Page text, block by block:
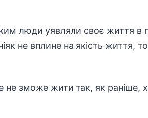
люди уявляли своє життя в
не вплине на якість життя, то
не зможе жити так, як раніше,